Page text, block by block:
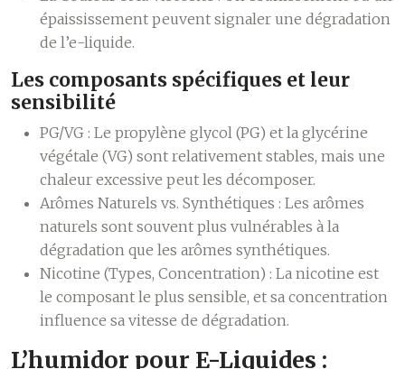
épaississement peuvent signaler une dégradation
de l’e-liquide.
Les composants spécifiques et leur
sensibilité
PG/VG : Le propylène glycol (PG) et la glycérine
végétale (VG) sont relativement stables, mais une
chaleur excessive peut les décomposer.
Arômes Naturels vs. Synthétiques : Les arômes
naturels sont souvent plus vulnérables à la
dégradation que les arômes synthétiques.
Nicotine (Types, Concentration) : La nicotine est
le composant le plus sensible, et sa concentration
influence sa vitesse de dégradation.
L’humidor pour E-Liquides :